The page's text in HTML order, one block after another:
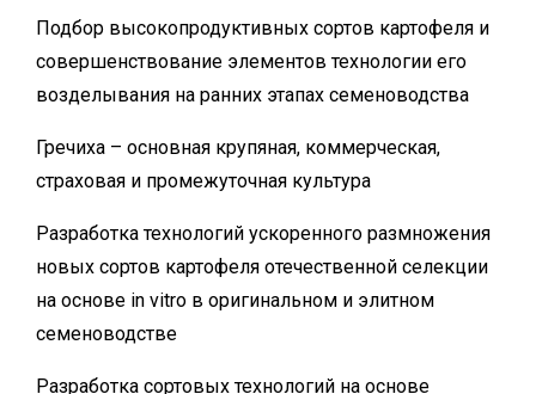
Подбор высокопродуктивных сортов картофеля и
совершенствование элементов технологии его
возделывания на ранних этапах семеноводства
Гречиха – основная крупяная, коммерческая,
страховая и промежуточная культура
Разработка технологий ускоренного размножения
новых сортов картофеля отечественной селекции
на основе in vitro в оригинальном и элитном
семеноводстве
Разработка сортовых технологий на основе